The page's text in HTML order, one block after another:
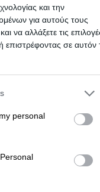
και την
για αυτούς τους
να αλλάξετε τις
σε αυτόν
or more Google
but not limited to
your data for below
personal